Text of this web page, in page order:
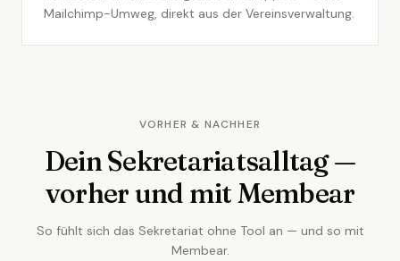
Mailchimp-Umweg, direkt aus der Vereinsverwaltung.
VORHER & NACHHER
Dein Sekretariatsalltag —
vorher und mit Membear
So fühlt sich das Sekretariat ohne Tool an — und so mit
Membear.